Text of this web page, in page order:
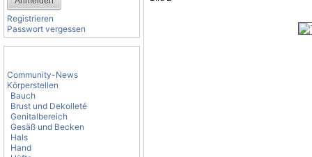
Registrieren
Passwort vergessen
Community-News
Körperstellen
Bauch
Brust und Dekolleté
Genitalbereich
Gesäß und Becken
Hals
Hand